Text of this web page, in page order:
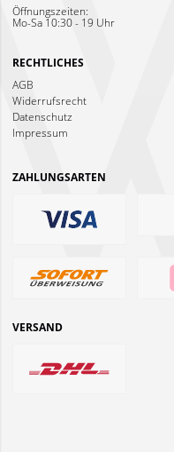
Öffnungszeiten:
Mo-Sa 10:30 - 19 Uhr
RECHTLICHES
AGB
Widerrufsrecht
Datenschutz
Impressum
ZAHLUNGSARTEN
VERSAND